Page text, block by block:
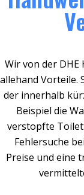
Wir von der
allehand Vorteile.
der innerhalb
Beispiel die
verstopfte
Fehlersuche
Preise und eine